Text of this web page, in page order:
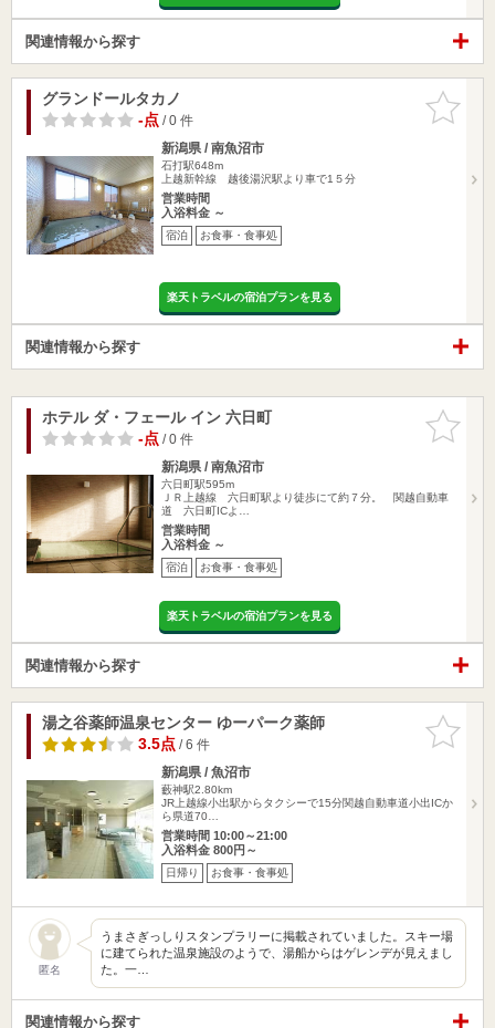
関連情報から探す
お気に入
りに追加
グランドールタカノ
-点/ 0 件
新潟県 / 南魚沼市
石打駅648m
上越新幹線 越後湯沢駅より車で1５分
営業時間
入浴料金 ～
宿泊 お食事・食事処
楽天トラベルの宿泊プランを見る
関連情報から探す
お気に入
りに追加
ホテル ダ・フェール イン 六日町
-点/ 0 件
新潟県 / 南魚沼市
六日町駅595m
ＪＲ上越線 六日町駅より徒歩にて約７分。 関越自動車
道 六日町ICよ…
営業時間
入浴料金 ～
宿泊 お食事・食事処
楽天トラベルの宿泊プランを見る
関連情報から探す
お気に入
りに追加
湯之谷薬師温泉センター ゆーパーク薬師
3.5点/ 6 件
新潟県 / 魚沼市
藪神駅2.80km
JR上越線小出駅からタクシーで15分関越自動車道小出ICか
ら県道70…
営業時間 10:00～21:00
入浴料金 800円～
日帰り お食事・食事処
匿名
うまさぎっしりスタンプラリーに掲載されていました。スキー場
に建てられた温泉施設のようで、湯船からはゲレンデが見えまし
た。一…
関連情報から探す